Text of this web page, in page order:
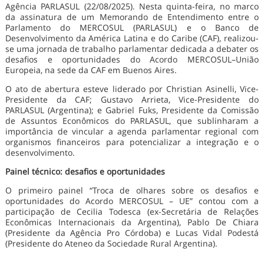
Agência PARLASUL (22/08/2025). Nesta quinta-feira, no marco
da assinatura de um Memorando de Entendimento entre o
Parlamento do MERCOSUL (PARLASUL) e o Banco de
Desenvolvimento da América Latina e do Caribe (CAF), realizou-
se uma jornada de trabalho parlamentar dedicada a debater os
desafios e oportunidades do Acordo MERCOSUL–União
Europeia, na sede da CAF em Buenos Aires.
O ato de abertura esteve liderado por Christian Asinelli, Vice-
Presidente da CAF; Gustavo Arrieta, Vice-Presidente do
PARLASUL (Argentina); e Gabriel Fuks, Presidente da Comissão
de Assuntos Econômicos do PARLASUL, que sublinharam a
importância de vincular a agenda parlamentar regional com
organismos financeiros para potencializar a integração e o
desenvolvimento.
Painel técnico: desafios e oportunidades
O primeiro painel “Troca de olhares sobre os desafios e
oportunidades do Acordo MERCOSUL – UE” contou com a
participação de Cecilia Todesca (ex-Secretária de Relações
Econômicas Internacionais da Argentina), Pablo De Chiara
(Presidente da Agência Pro Córdoba) e Lucas Vidal Podestá
(Presidente do Ateneo da Sociedade Rural Argentina).